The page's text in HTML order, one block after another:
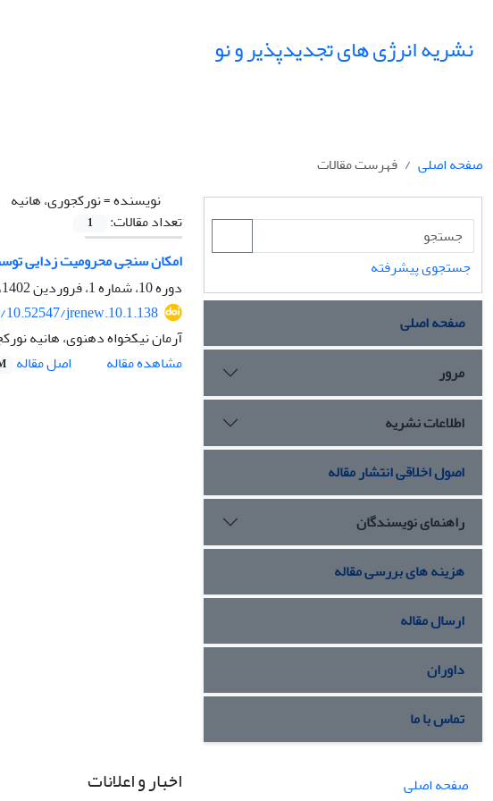
نشریه انرژی های تجدیدپذیر و نو
صفحه اصلی
فهرست مقالات
نویسنده =نورکجوری، هانیه
تعداد مقالات:
1
امکان‌ سنجی محرومیت زدایی
دوره 10، شماره 1، فروردین 1402، صفحه
jrenew.10.1.138
آرمان نیکخواه دهنوی، هانیه
مشاهده مقاله
اصل مقاله
جستجوی پیشرفته
صفحه اصلی
مرور
اطلاعات نشریه
اصول اخلاقی انتشار مقاله
راهنمای نویسندگان
هزینه های بررسی مقاله
ارسال مقاله
داوران
تماس با ما
صفحه اصلی
اخبار و اعلانات